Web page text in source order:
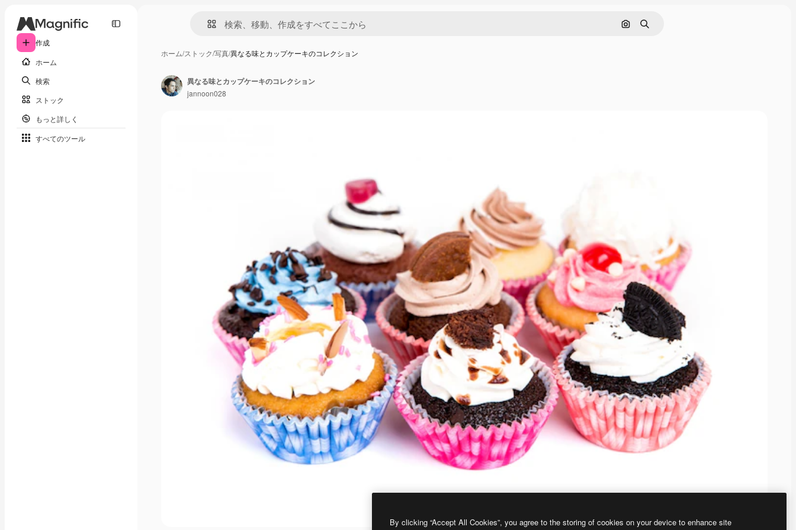
作成
ホーム
検索
ストック
もっと詳しく
すべてのツール
画像で検索
検索
ホーム/ストック/写真/異なる味とカップケーキのコレクション
異なる味とカップケーキのコレクション
jannoon028
By clicking “Accept All Cookies”, you agree to the storing of cookies on your device to enhance site